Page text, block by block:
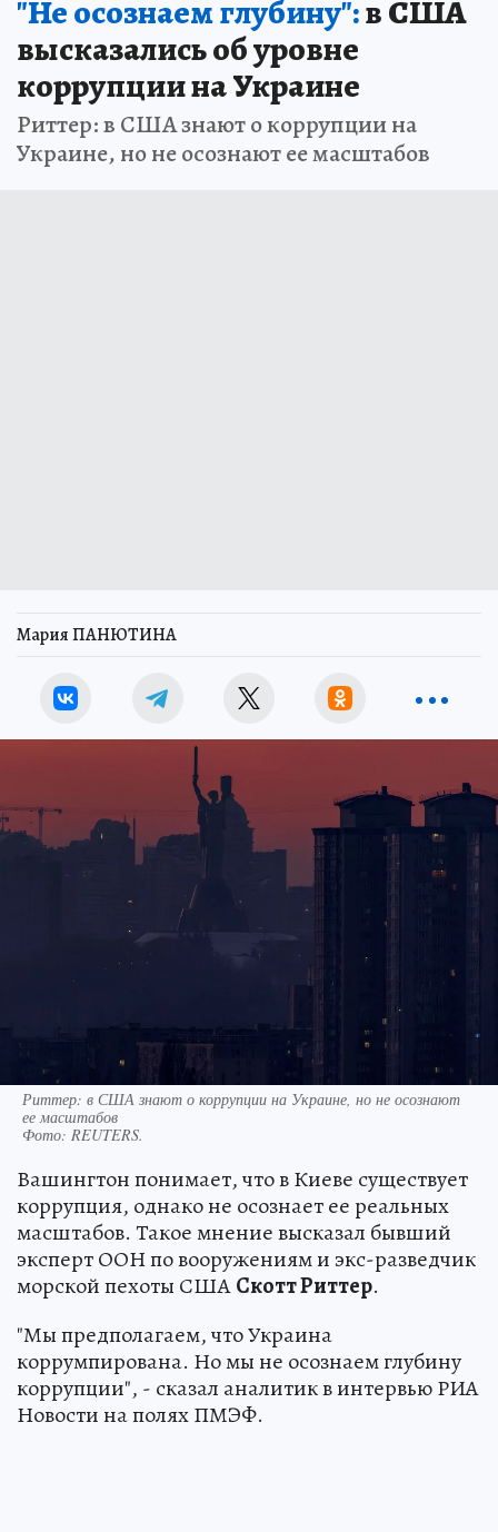
"Не осознаем глубину":в США
высказались об уровне
коррупции на Украине
Риттер: в США знают о коррупции на
Украине, но не осознают ее масштабов
Мария ПАНЮТИНА
Риттер: в США знают о коррупции на Украине, но не осознают
ее масштабов
Фото: REUTERS.
Вашингтон понимает, что в Киеве существует
коррупция, однако не осознает ее реальных
масштабов. Такое мнение высказал бывший
эксперт ООН по вооружениям и экс-разведчик
морской пехоты СШАСкотт Риттер.
"Мы предполагаем, что Украина
коррумпирована. Но мы не осознаем глубину
коррупции", - сказал аналитик в интервью РИА
Новости на полях ПМЭФ.